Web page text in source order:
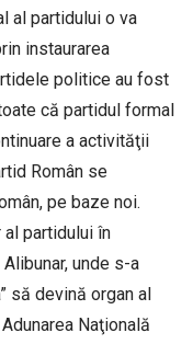
al partidului o va
instaurarea
politice au fost
că partidul formal
a activităţii
Român se
pe baze noi.
partidului în
unde s-a
să devină organ al
Naţională